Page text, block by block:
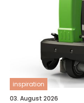
inspiration
03. August 2026